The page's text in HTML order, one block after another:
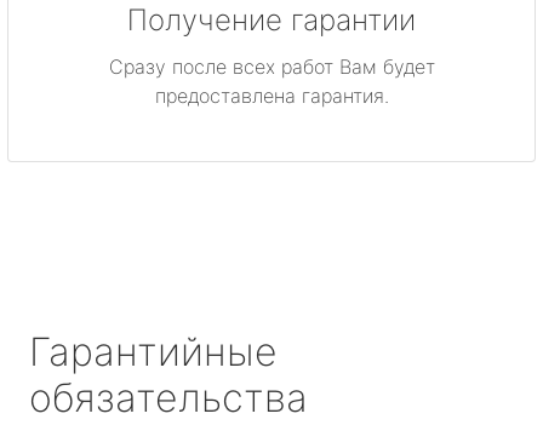
Получение гарантии
Сразу после всех работ Вам будет
предоставлена гарантия.
Гарантийные
обязательства